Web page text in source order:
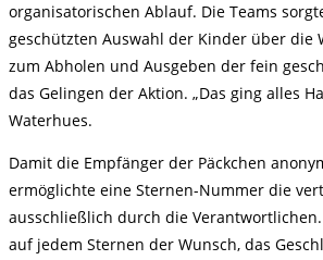
organisatorischen Ablauf. Die Teams
geschützten Auswahl der Kinder über die
zum Abholen und Ausgeben der fein
das Gelingen der Aktion. „Das ging alles
Waterhues.
Damit die Empfänger der Päckchen
ermöglichte eine Sternen-Nummer die
ausschließlich durch die
auf jedem Sternen der Wunsch, das